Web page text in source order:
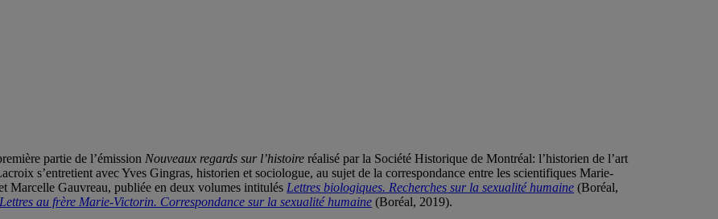
partie de l’émission Nouveaux regards sur l’histoireréalisé par la Société Historique de Montréal: l’historien de l’art
s’entretient avec Yves Gingras, historien et sociologue, au sujet de la correspondance entre les scientifiques Marie-
Marcelle Gauvreau, publiée en deux volumes intitulés Lettres biologiques. Recherches sur la sexualité humaine (Boréal,
Lettres au frère Marie-Victorin. Correspondance sur la sexualité humaine (Boréal, 2019).